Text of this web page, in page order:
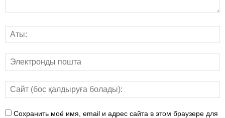
Сохранить моё имя, email и адрес сайта в этом браузере для